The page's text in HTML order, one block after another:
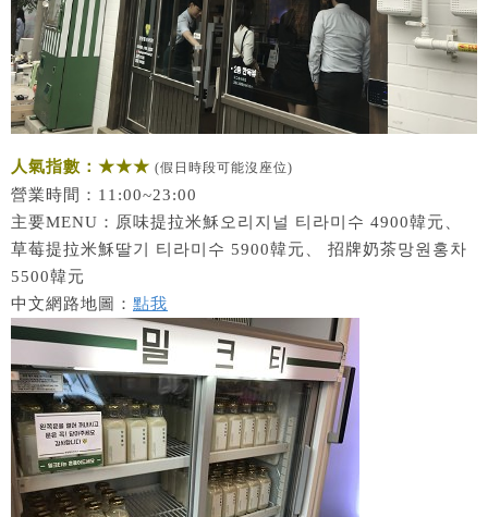
人氣指數：★★★ (假日時段可能沒座位)
營業時間：11:00~23:00
主要MENU：原味提拉米穌오리지널 티라미수 4900韓元、
草莓提拉米穌딸기 티라미수 5900韓元、 招牌奶茶망원홍차
5500韓元
中文網路地圖： 點我